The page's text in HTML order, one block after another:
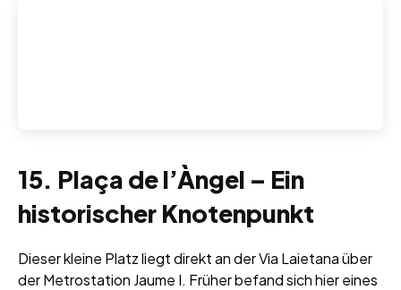
15. Plaça de l’Àngel – Ein
historischer Knotenpunkt
Dieser kleine Platz liegt direkt an der Via Laietana über
der Metrostation Jaume I. Früher befand sich hier eines